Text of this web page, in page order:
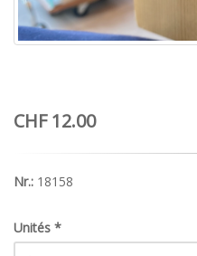
CHF 12.00
Nr.: 18158
Unités *